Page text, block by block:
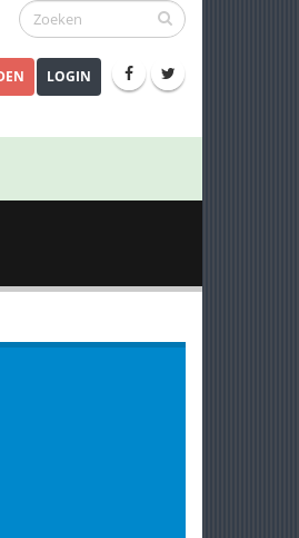
LOGIN